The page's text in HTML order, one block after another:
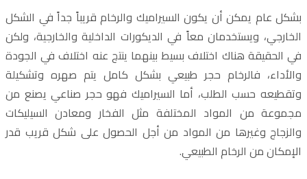
بشكل عام يمكن أن يكون السيراميك والرخام قريباً جداً في الشكل
الخارجي، ويستخدمان معاً في الديكورات الداخلية والخارجية، ولكن
في الحقيقة هناك اختلاف بسيط بينهما ينتج عنه اختلاف في الجودة
والأداء، فالرخام حجر طبيعي بشكل كامل يتم صهره وتشكيلة
وتقطيعه حسب الطلب، أما السيراميك فهو حجر صناعي يصنع من
مجموعة من المواد المختلفة مثل الفخار ومعادن السيليكات
والزجاج وغيرها من المواد من أجل الحصول على شكل قريب قدر
الإمكان من الرخام الطبيعي.